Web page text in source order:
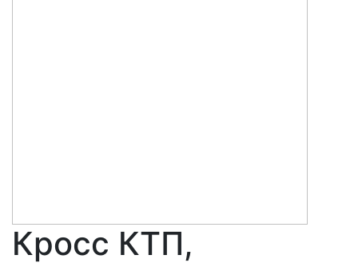
Кросс КТП,